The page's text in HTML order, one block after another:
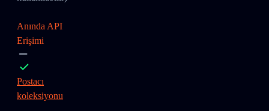
Anında API
Erişimi
Postacı
koleksiyonu